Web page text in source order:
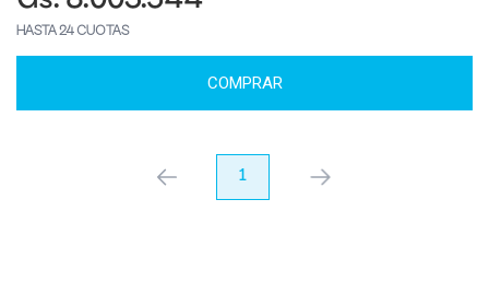
HASTA 24 CUOTAS
COMPRAR
anterior 1 próximo